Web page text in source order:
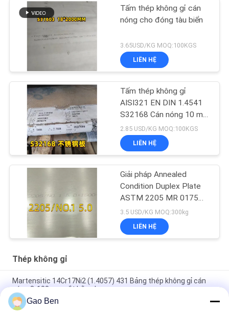
Tấm thép không gỉ cán
nóng cho đóng tàu biển
3.65USD/KG MOQ:100KGS
LIÊN HỆ
Tấm thép không gỉ
AISI321 EN DIN 1.4541
S32168 Cán nóng 10 mm
cho nồi hơi
2.85 USD/KG MOQ:100KGS
LIÊN HỆ
Giải pháp Annealed
Condition Duplex Plate
ASTM 2205 MR 0175
6000 X 1500 X 6 Thk
3.5 USD/KG MOQ:300kg
LIÊN HỆ
Thép không gỉ
Martensitic 14Cr17Ni2 (1.4057) 431 Bảng thép không gỉ cán
nóng 8-100mm cắt bằng laser
Hợp kim 20 tấm Incoloy20 Carpenter20Cb-3 UNSN08020
Gao Ben